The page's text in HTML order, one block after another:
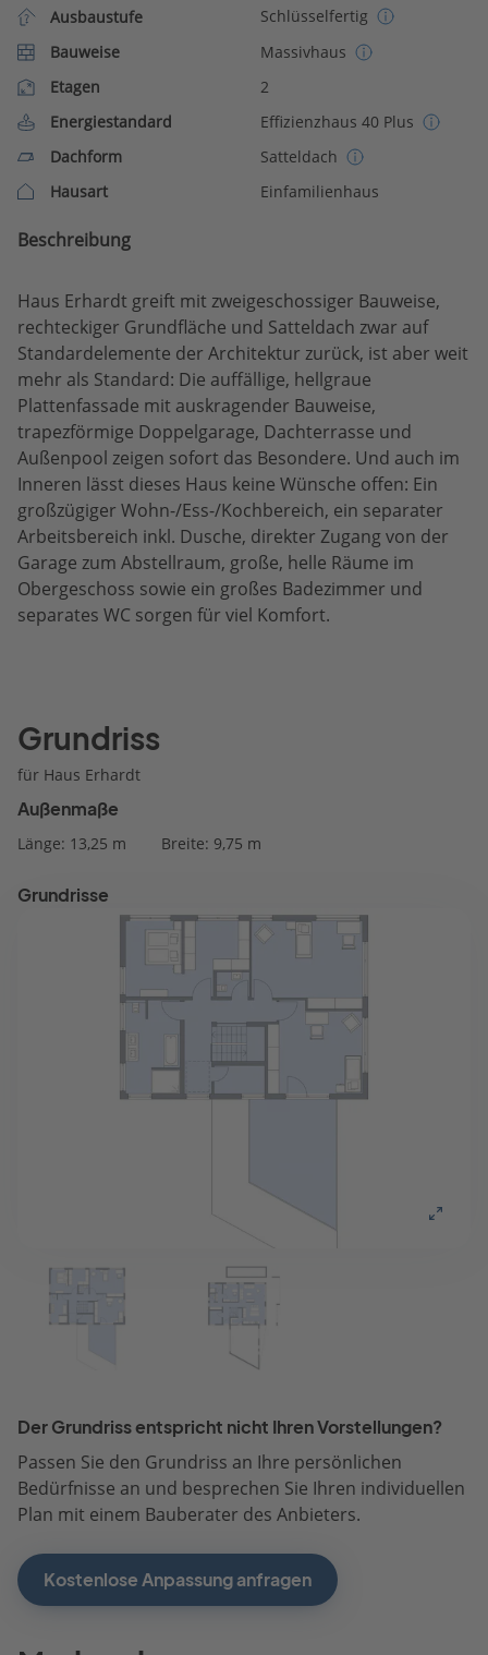
Ausbaustufe
Schlüsselfertig
Bauweise
Massivhaus
Etagen
2
Energiestandard
Effizienzhaus 40 Plus
Dachform
Satteldach
Hausart
Einfamilienhaus
Beschreibung
Haus Erhardt greift mit zweigeschossiger Bauweise,
rechteckiger Grundfläche und Satteldach zwar auf
Standardelemente der Architektur zurück, ist aber weit
mehr als Standard: Die auffällige, hellgraue
Plattenfassade mit auskragender Bauweise,
trapezförmige Doppelgarage, Dachterrasse und
Außenpool zeigen sofort das Besondere. Und auch im
Inneren lässt dieses Haus keine Wünsche offen: Ein
großzügiger Wohn-/Ess-/Kochbereich, ein separater
Arbeitsbereich inkl. Dusche, direkter Zugang von der
Garage zum Abstellraum, große, helle Räume im
Obergeschoss sowie ein großes Badezimmer und
separates WC sorgen für viel Komfort.
Grundriss
für Haus Erhardt
Außenmaße
Länge: 13,25 m Breite: 9,75 m
Grundrisse
Der Grundriss entspricht nicht Ihren Vorstellungen?
Passen Sie den Grundriss an Ihre persönlichen
Bedürfnisse an und besprechen Sie Ihren individuellen
Plan mit einem Bauberater des Anbieters.
Kostenlose Anpassung anfragen